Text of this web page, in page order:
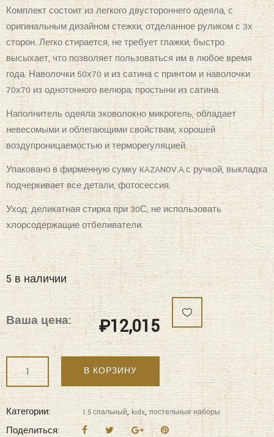
Комплект состоит из легкого двустороннего одеяла, с
оригинальным дизайном стежки, отделанное руликом с 3х
сторон. Легко стирается, не требует глажки, быстро
высыхает, что позволяет пользоваться им в любое время
года. Наволочки 50х70 и из сатина с принтом и наволочки
70х70 из однотонного велюра; простыни из сатина.
Наполнитель одеяла эковолокно микрогель, обладает
невесомыми и облегающими свойствам, хорошей
воздупроницаемостью и терморегуляцией.
Упаковано в фирменную сумку KAZANOV.A.с ручкой, выкладка
подчеркивает все детали, фотосессия.
Уход: деликатная стирка при 30С, не использовать
хлорсодержащие отбеливатели.
5 в наличии
Ваша цена: ₽12,015
"KAZANOV.A"
Селести
(лаванда
пудра)
В КОРЗИНУ
Категории: 1.5 спальный, kids,постельные наборы
Поделиться: